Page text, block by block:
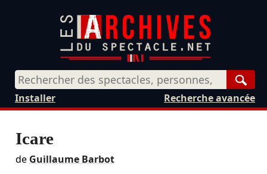
Recherche avancée
Installer
Icare
de Guillaume Barbot